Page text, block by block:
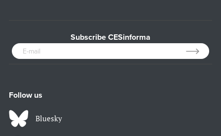
Subscribe CESinforma
Follow us
Bluesky